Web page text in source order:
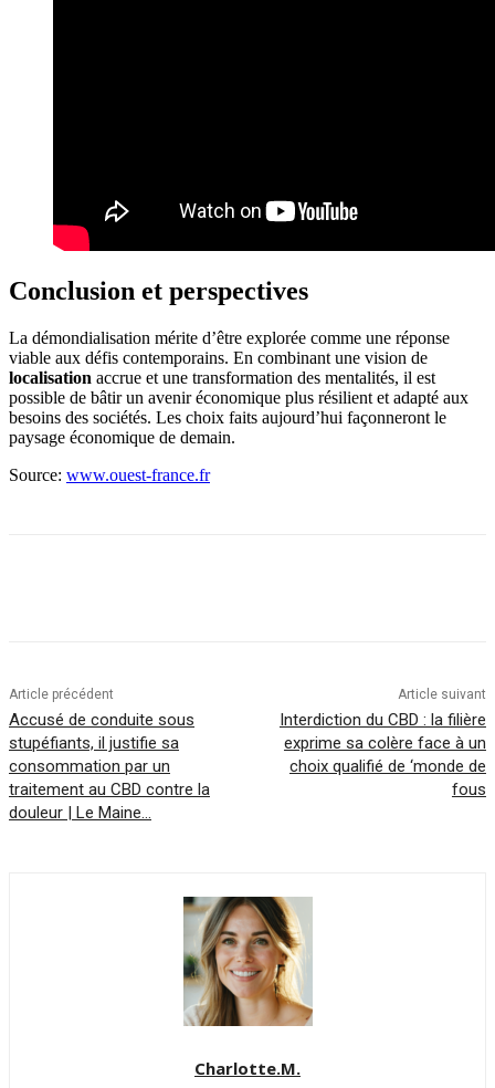
Conclusion et perspectives
La démondialisation mérite d’être explorée comme une réponse
viable aux défis contemporains. En combinant une vision de
localisation accrue et une transformation des mentalités, il est
possible de bâtir un avenir économique plus résilient et adapté aux
besoins des sociétés. Les choix faits aujourd’hui façonneront le
paysage économique de demain.
Source: www.ouest-france.fr
Article précédent
Accusé de conduite sous
stupéfiants, il justifie sa
consommation par un
traitement au CBD contre la
douleur | Le Maine…
Article suivant
Interdiction du CBD : la filière
exprime sa colère face à un
choix qualifié de ‘monde de
fous
Charlotte.M.